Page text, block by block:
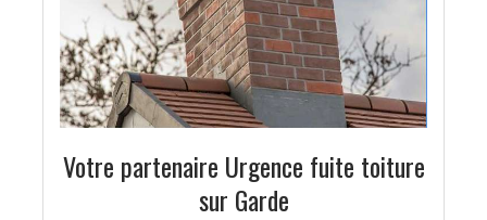
Votre partenaire Urgence fuite toiture
sur Garde